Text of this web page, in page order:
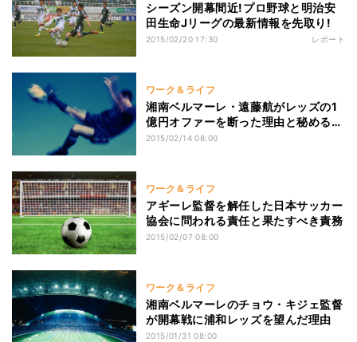
シーズン開幕間近!プロ野球と明治安
田生命Jリーグの最新情報を先取り!
2015/02/20 17:30 レポート
ワーク＆ライフ
湘南ベルマーレ・遠藤航がレッズの1
億円オファーを断った理由と秘める覚
悟
2015/02/14 08:00
ワーク＆ライフ
アギーレ監督を解任した日本サッカー
協会に問われる責任と果たすべき責務
2015/02/07 08:00
ワーク＆ライフ
湘南ベルマーレのチョウ・キジェ監督
が開幕戦に浦和レッズを望んだ理由
2015/01/31 08:00